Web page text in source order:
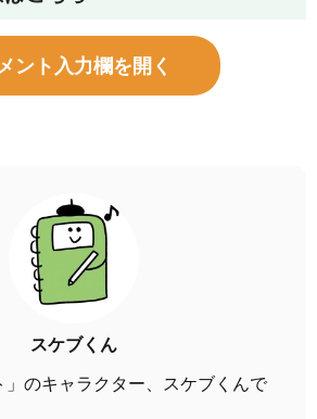
ント入力欄を開く
スケブくん
」のキャラクター、スケブくんで